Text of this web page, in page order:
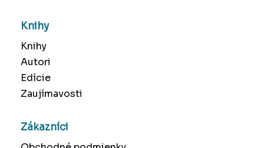
Knihy
Knihy
Autori
Edície
Zaujímavosti
Zákazníci